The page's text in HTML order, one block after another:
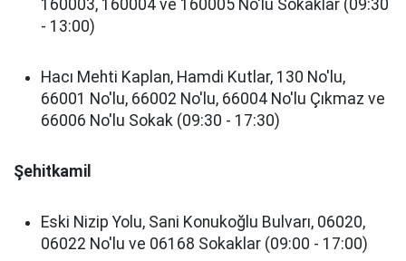
160003, 160004 ve 160005 No'lu Sokaklar (09:30
- 13:00)
Hacı Mehti Kaplan, Hamdi Kutlar, 130 No'lu,
66001 No'lu, 66002 No'lu, 66004 No'lu Çıkmaz ve
66006 No'lu Sokak (09:30 - 17:30)
Şehitkamil
Eski Nizip Yolu, Sani Konukoğlu Bulvarı, 06020,
06022 No'lu ve 06168 Sokaklar (09:00 - 17:00)